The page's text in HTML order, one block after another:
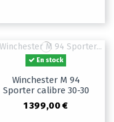
En stock
Winchester M 94
Sporter calibre 30-30
1 399,00 €